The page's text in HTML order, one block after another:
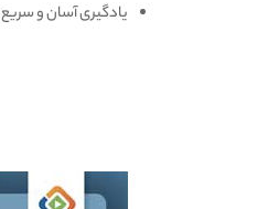
یادگیری آسان و